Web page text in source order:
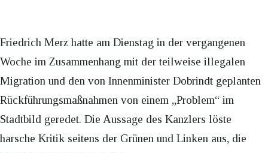
Friedrich Merz hatte am Dienstag in der vergangenen
Woche im Zusammenhang mit der teilweise illegalen
Migration und den von Innenminister Dobrindt geplanten
Rückführungsmaßnahmen von einem „Problem“ im
Stadtbild geredet. Die Aussage des Kanzlers löste
harsche Kritik seitens der Grünen und Linken aus, die